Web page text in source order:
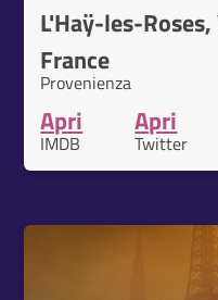
L'Haÿ-les-
France
Provenienza
Apri
IMDB
Apri
Twitter